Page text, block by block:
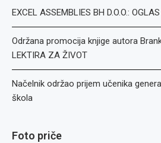
EXCEL ASSEMBLIES BH D.O.O.:
Održana promocija knjige autora
LEKTIRA ZA ŽIVOT
Načelnik održao prijem učenika
škola
Foto priče